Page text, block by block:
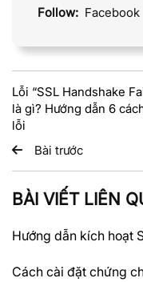
Follow: Facebook
Lỗi “SSL Handshake
là gì? Hướng dẫn 6
lỗi
Bài trước
BÀI VIẾT LIÊN
Hướng dẫn kích hoạt
Cách cài đặt chứng